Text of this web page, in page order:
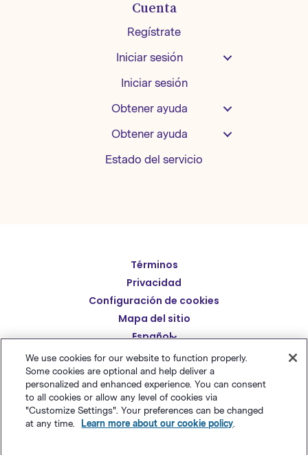
Cuenta
Regístrate
Iniciar sesión
Iniciar sesión
Obtener ayuda
Obtener ayuda
Estado del servicio
Términos
Privacidad
Configuración de cookies
Mapa del sitio
Español
English
Deutsch
繁體中文
简体中文
日本語
Italiano
Português (BR)
© Polaris Software, LLC 粤ICP备14001834号
Benchmark
Email® es una marca comercial registrada de
Software, LLC
We use cookies for our website to function properly.
Some cookies are optional and help deliver a
personalized and enhanced experience. You can consent
to all cookies or allow any level of cookies via
"Customize Settings". Your preferences can be changed
at any time.
Learn more about our cookie policy.